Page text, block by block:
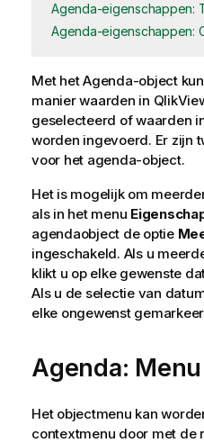
Agenda-eigenschappen:
Agenda-eigenschappen:
Met het Agenda-object
manier waarden in
geselecteerd of waarden
worden ingevoerd. Er zijn
voor het agenda-object.
Het is mogelijk om
als in het menu
agendaobject de optie
ingeschakeld. Als u
klikt u op elke gewenste
Als u de selectie van
elke ongewenst
Agenda:
Het objectmenu kan
contextmenu door met de